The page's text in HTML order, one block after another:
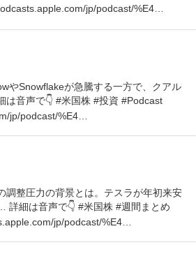
jp/podcast/%E4…
やSnowflakeが急騰する一方で、クアル
音声で👇 #米国株 #投資 #Podcast
jp/podcast/%E4…
調整圧力の背景とは。テスラが年初来安
詳細は音声で👇 #米国株 #週間まとめ
jp/podcast/%E4…